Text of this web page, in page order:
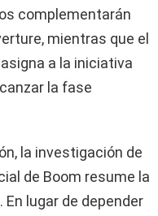
complementarán
mientras que el
a la iniciativa
la fase
la investigación de
de Boom resume la
lugar de depender